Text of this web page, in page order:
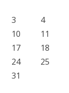
3
4
10
11
17
18
24
25
31